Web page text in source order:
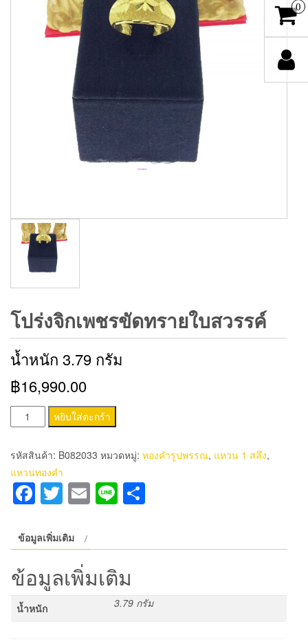
โปร่งจิกเพชรขัดทรายใบสวรรค์
น้ำหนัก 3.79 กรัม
฿16,990.00
จำนวน
โปร่ง
จิก
ขัด
ทราย
สวรรค์
ชิ้น
หยิบใส่ตะกร้า
รหัสสินค้า: B082033 หมวดหมู่: ทองคำรูปพรรณ, แหวน 1 สลึง,
แหวนทองคำ
Facebook
Twitter
Email
Line
ข้อมูลเพิ่มเติม
ข้อมูลเพิ่มเติม
น้ำหนัก 3.79 กรัม
0